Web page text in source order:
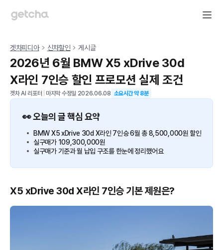
겟차피디아 신차할인 게시글
2026년 6월 BMW X5 xDrive 30d
X라인 7인승 할인 프로모션 실제 조건
겟차 AI 리포터 마지막 수정일 2026.06.08 소요시간 약8분
👀 오늘의 글 핵심 요약
BMW X5 xDrive 30d X라인 7인승 6월 총 8,500,000원 할인
실구매가 109,300,000원
실구매가 기준과 월 납입 구조를 한눈에 정리했어요
X5 xDrive 30d X라인 7인승 기본 제원은?